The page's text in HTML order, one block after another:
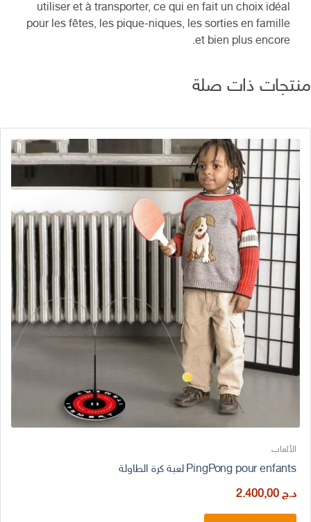
utiliser et à transporter, ce qui en fait un choix idéal
pour les fêtes, les pique-niques, les sorties en famille
et bien plus encore.
ذات صلة
الألعاب
PingPong pour enfants لعبة كرة الطاولة
د.ج2.400,00